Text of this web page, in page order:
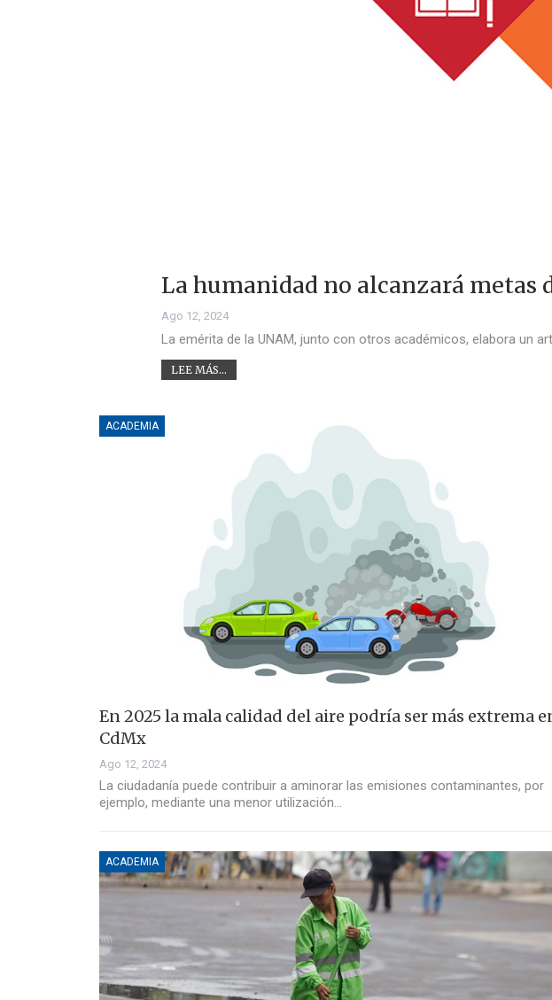
La humanidad no alcanzará metas
Ago 12, 2024
La emérita de la UNAM, junto con otros académicos, elabora un
LEE MÁS...
ACADEMIA
En 2025 la mala calidad del aire podría ser más extrema
CdMx
Ago 12, 2024
La ciudadanía puede contribuir a aminorar las emisiones contaminantes, por
ejemplo, mediante una menor utilización…
ACADEMIA